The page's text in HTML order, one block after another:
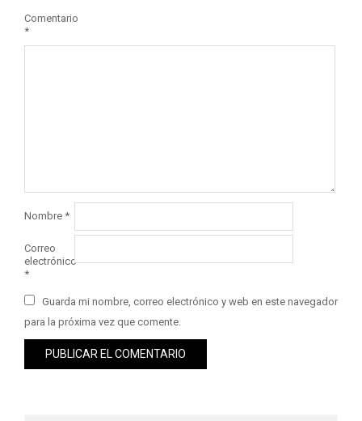
Comentario
*
Nombre *
Correo
electrónico
*
Guarda mi nombre, correo electrónico y web en este navegador
para la próxima vez que comente.